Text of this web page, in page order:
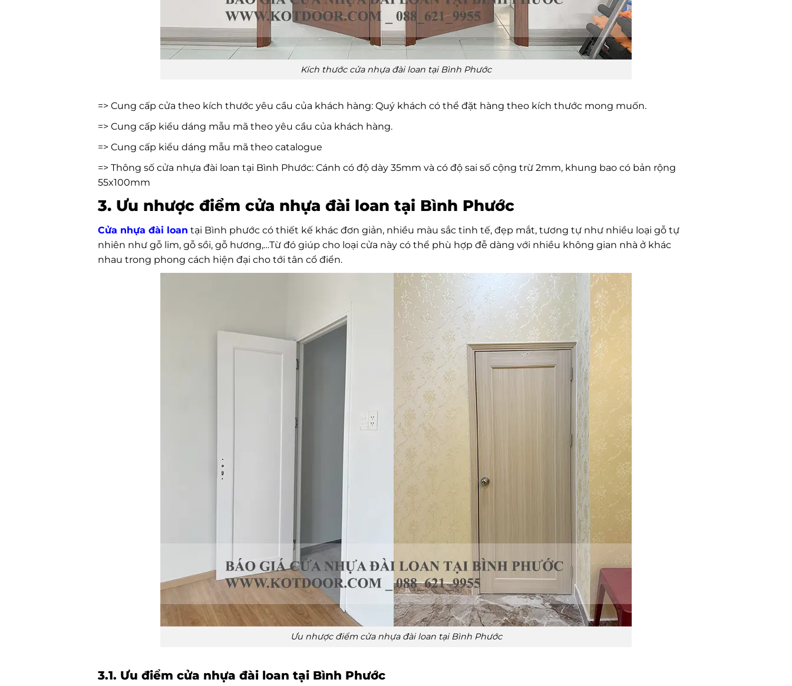
Kích thước cửa nhựa đài loan tại Bình Phước
=> Cung cấp cửa theo kích thước yêu cầu của khách hàng: Quý khách có thể đặt hàng theo kích thước mong muốn.
=> Cung cấp kiểu dáng mẫu mã theo yêu cầu của khách hàng.
=> Cung cấp kiểu dáng mẫu mã theo catalogue
=> Thông số cửa nhựa đài loan tại Bình Phước: Cánh có độ dày 35mm và có độ sai số cộng trừ 2mm, khung bao có bản rộng
55x100mm
3. Ưu nhược điểm cửa nhựa đài loan tại Bình Phước
Cửa nhựa đài loan tại Bình phước có thiết kế khác đơn giản, nhiều màu sắc tinh tế, đẹp mắt, tương tự như nhiều loại gỗ tự
nhiên như gỗ lim, gỗ sồi, gỗ hương,…Từ đó giúp cho loại cửa này có thể phù hợp đễ dàng với nhiều không gian nhà ở khác
nhau trong phong cách hiện đại cho tới tân cổ điển.
Ưu nhược điểm cửa nhựa đài loan tại Bình Phước
3.1. Ưu điểm cửa nhựa đài loan tại Bình Phước